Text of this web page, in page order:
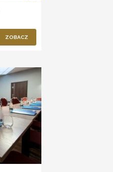
ZOBACZ